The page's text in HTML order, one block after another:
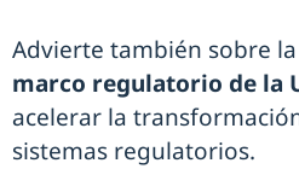
Advierte también sobre la
marco regulatorio de la
acelerar la
sistemas regulatorios.